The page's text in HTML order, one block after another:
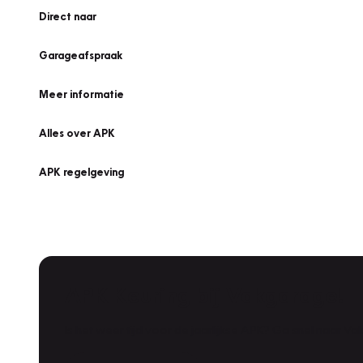
Direct naar
Garageafspraak
Meer informatie
Alles over APK
APK regelgeving